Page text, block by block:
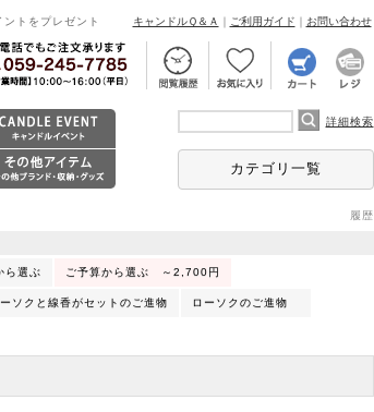
トをプレゼント キャンドルＱ＆Ａ ｜ ご利用ガイド ｜ お問い合わせ
詳細検索
カテゴリ一覧
履歴
ら選ぶ ご予算から選ぶ ～2,700円
ソクと線香がセットのご進物 ローソクのご進物